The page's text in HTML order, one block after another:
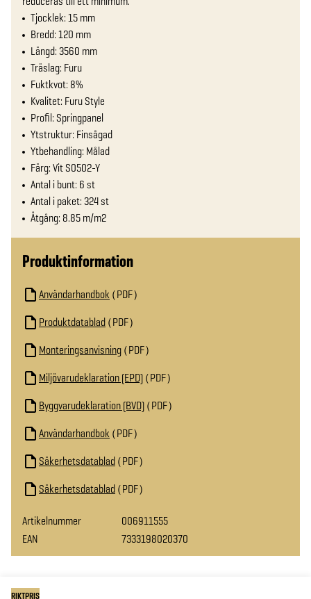
Tjocklek: 15 mm
Bredd: 120 mm
Längd: 3560 mm
Träslag: Furu
Fuktkvot: 8%
Kvalitet: Furu Style
Profil: Springpanel
Ytstruktur: Finsågad
Ytbehandling: Målad
Färg: Vit S0502-Y
Antal i bunt: 6 st
Antal i paket: 324 st
Åtgång: 8.85 m/m2
Produktinformation
Användarhandbok PDF
Produktdatablad PDF
Monteringsanvisning PDF
Miljövarudeklaration (EPD) PDF
Byggvarudeklaration (BVD) PDF
Användarhandbok PDF
Säkerhetsdatablad PDF
Säkerhetsdatablad PDF
Artikelnummer
006911555
EAN
7333198020370
RIKTPRIS